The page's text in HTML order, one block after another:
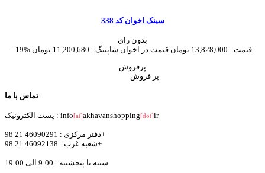
سینک اخوان کد 338
بدون رای
-19%
قیمت : 13,828,000 تومان قیمت در اخوان شاپینگ : 11,200,680 تومان
پرفروش
تماس با ما
پست الکترونیک : info [at] akhavanshopping [dot] ir
دفتر مرکزی : 46090291 21 98+
شعبه غرب : 46092138 21 98+
شنبه تا پنجشنبه : 9:00 الی 19:00